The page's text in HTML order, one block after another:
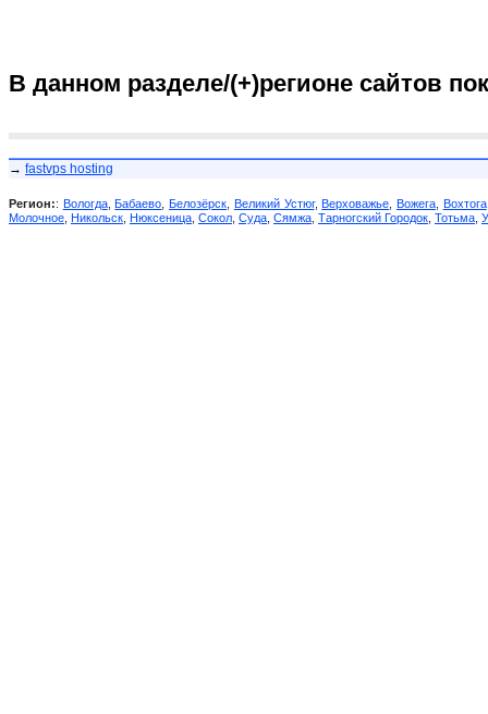
В данном разделе/(+)регионе сайтов
→ fastvps hosting
Регион:: Вологда,Бабаево ,Белозёрск Великий Устюг,Верховажье Вожега, Вохтога
Молочное Никольск Нюксеница Сокол Суда Сямжа Тарногский Городок Тотьма